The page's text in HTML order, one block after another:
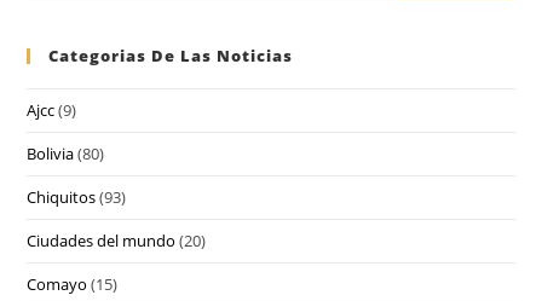
Categorias De Las Noticias
Ajcc(9)
Bolivia(80)
Chiquitos(93)
Ciudades del mundo (20)
Comayo (15)